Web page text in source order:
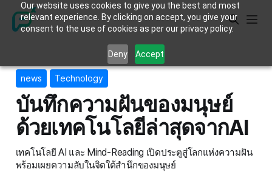
Our website uses cookies to give you the best and most
relevant experience. By clicking on accept, you give your
consent to the use of cookies as per our privacy policy.
Deny Accept
news Technology
บันทึกความฝันของมนุษย์
ด้วยเทคโนโลยีล่าสุดจากAI
เทคโนโลยี AI และ Mind-Reading เปิดประตูสู่โลกแห่งความฝัน
พร้อมเผยความลับในจิตใต้สำนึกของมนุษย์